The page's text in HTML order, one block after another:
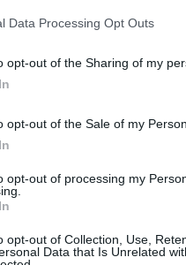
Data Processing Opt Outs
opt-out of the Sharing of my
opt-out of the Sale of my
opt-out of processing my
opt-out of Collection, Use,
Data that Is Unrelated